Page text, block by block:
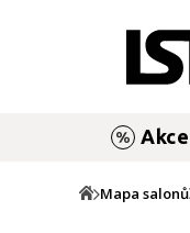
Akce
Mapa salonů